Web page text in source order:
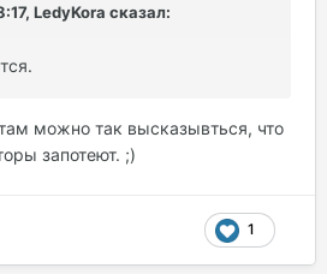
LedyKora сказал:
можно так высказывться, что
запотеют. ;)
1